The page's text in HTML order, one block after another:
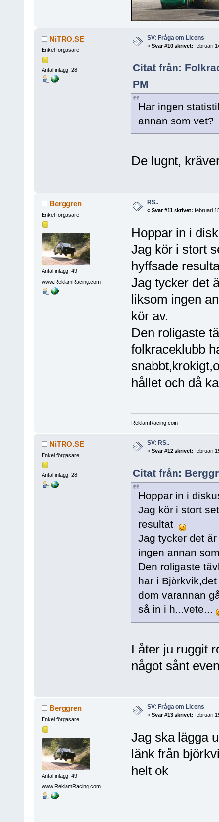
NiTRO.SE
Enkel förgasare
Antal inlägg: 28
SV: Fråga om Licens
« Svar #10 skrivet: februari
Citat från:
PM
Har ingen
annan som vet?
De lugnt,
Berggren
Enkel förgasare
Antal inlägg: 49
www.ReklamRacing.com
RS..
« Svar #11 skrivet: februari
Hoppar in i
Jag kör i stort
hyffsade
Jag tycker det
liksom ingen
kör av.
Den roligaste
folkraceklubb
hållet och då
ReklamRacing.com
NiTRO.SE
Enkel förgasare
Antal inlägg: 28
SV: RS..
« Svar #12 skrivet: februari
Citat från:
Hoppar in i
Jag kör i stort
resultat
Jag tycker det
ingen annan
Den roligaste
har i
dom varannan
så in i h...vete...
Låter ju ruggit
något sånt
Berggren
Enkel förgasare
Antal inlägg: 49
www.ReklamRacing.com
SV: Fråga om Licens
« Svar #13 skrivet: februari
Jag ska lägga
länk från
helt ok